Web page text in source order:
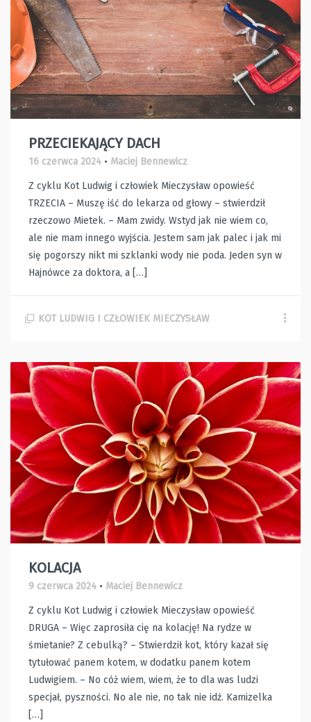
PRZECIEKAJĄCY DACH
16 czerwca 2024 • Maciej Bennewicz
Z cyklu Kot Ludwig i człowiek Mieczysław opowieść
TRZECIA – Muszę iść do lekarza od głowy – stwierdził
rzeczowo Mietek. – Mam zwidy. Wstyd jak nie wiem co,
ale nie mam innego wyjścia. Jestem sam jak palec i jak mi
się pogorszy nikt mi szklanki wody nie poda. Jeden syn w
Hajnówce za doktora, a […]
KOT LUDWIG I CZŁOWIEK MIECZYSŁAW
KOLACJA
9 czerwca 2024 • Maciej Bennewicz
Z cyklu Kot Ludwig i człowiek Mieczysław opowieść
DRUGA – Więc zaprosiła cię na kolację! Na rydze w
śmietanie? Z cebulką? – Stwierdził kot, który kazał się
tytułować panem kotem, w dodatku panem kotem
Ludwigiem. – No cóż wiem, wiem, że to dla was ludzi
specjał, pyszności. No ale nie, no tak nie idź. Kamizelka
[…]